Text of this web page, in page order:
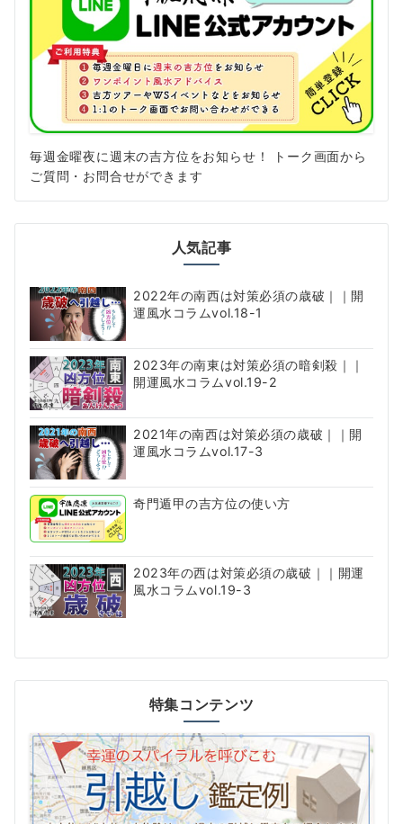
毎週金曜夜に週末の吉方位をお知らせ！ トーク画面から
ご質問・お問合せができます
人気記事
2022年の南西は対策必須の歳破｜｜開
運風水コラムvol.18-1
2023年の南東は対策必須の暗剣殺｜｜
開運風水コラムvol.19-2
2021年の南西は対策必須の歳破｜｜開
運風水コラムvol.17-3
奇門遁甲の吉方位の使い方
2023年の西は対策必須の歳破｜｜開運
風水コラムvol.19-3
特集コンテンツ